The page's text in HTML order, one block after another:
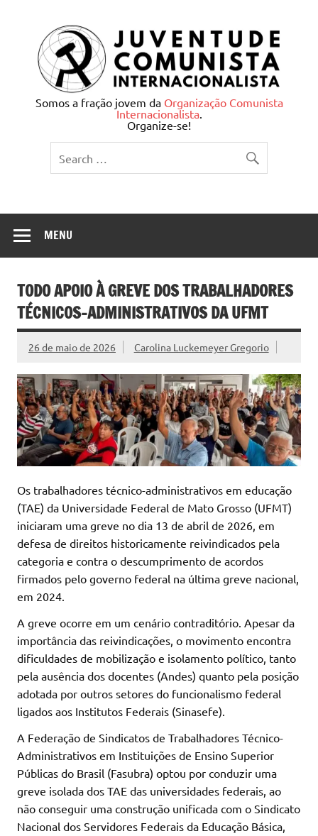
Juventude Comunista
Internacionalista
Somos a fração jovem da Organização Comunista
Internacionalista.
Organize-se!
MENU
TODO APOIO À GREVE DOS TRABALHADORES
TÉCNICOS-ADMINISTRATIVOS DA UFMT
26 de maio de 2026 Carolina Luckemeyer Gregorio
Os trabalhadores técnico-administrativos em educação
(TAE) da Universidade Federal de Mato Grosso (UFMT)
iniciaram uma greve no dia 13 de abril de 2026, em
defesa de direitos historicamente reivindicados pela
categoria e contra o descumprimento de acordos
firmados pelo governo federal na última greve nacional,
em 2024.
A greve ocorre em um cenário contraditório. Apesar da
importância das reivindicações, o movimento encontra
dificuldades de mobilização e isolamento político, tanto
pela ausência dos docentes (Andes) quanto pela posição
adotada por outros setores do funcionalismo federal
ligados aos Institutos Federais (Sinasefe).
A Federação de Sindicatos de Trabalhadores Técnico-
Administrativos em Instituições de Ensino Superior
Públicas do Brasil (Fasubra) optou por conduzir uma
greve isolada dos TAE das universidades federais, ao
não conseguir uma construção unificada com o Sindicato
Nacional dos Servidores Federais da Educação Básica,